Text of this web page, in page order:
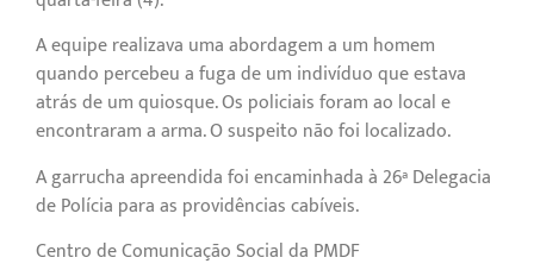
A equipe realizava uma abordagem a um homem
quando percebeu a fuga de um indivíduo que estava
atrás de um quiosque. Os policiais foram ao local e
encontraram a arma. O suspeito não foi localizado.
A garrucha apreendida foi encaminhada à 26ª Delegacia
de Polícia para as providências cabíveis.
Centro de Comunicação Social da PMDF